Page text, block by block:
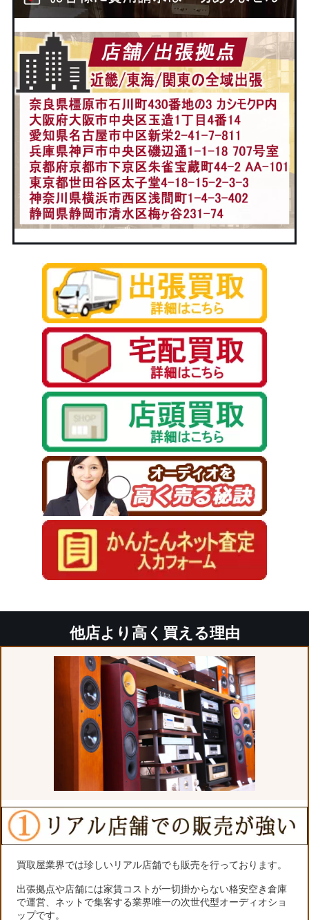
他店より高く買える理由
買取屋業界では珍しいリアル店舗でも販売を行っております。
出張拠点や店舗には家賃コストが一切掛からない格安空き倉庫
で運営、ネットで集客する業界唯一の次世代型オーディオショ
ップです。